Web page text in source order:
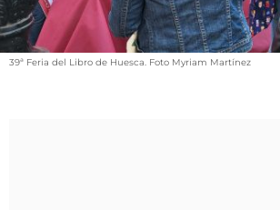
FIESTAS EN EL ALTO ARAGÓN
FIESTAS DE SAN LORENZO
39ª Feria del Libro de Huesca. Foto Myriam Martínez